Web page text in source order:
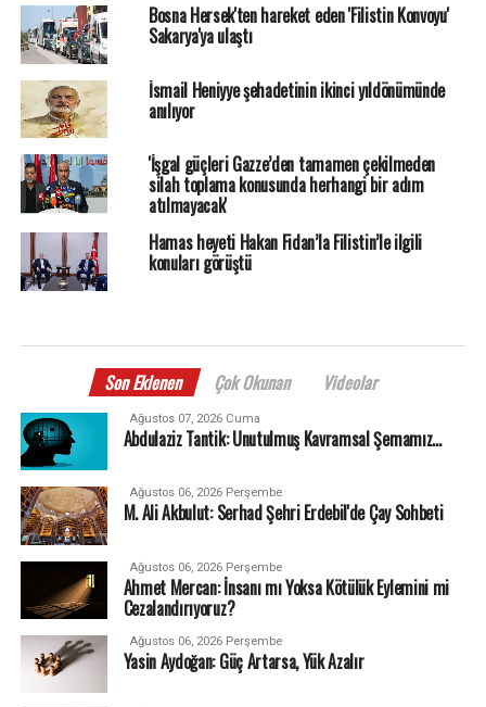
Bosna Hersek'ten hareket eden 'Filistin Konvoyu'
Sakarya'ya ulaştı
İsmail Heniyye şehadetinin ikinci yıldönümünde
anılıyor
'İşgal güçleri Gazze’den tamamen çekilmeden
silah toplama konusunda herhangi bir adım
atılmayacak'
Hamas heyeti Hakan Fidan’la Filistin’le ilgili
konuları görüştü
Son Eklenen Çok Okunan Videolar
Ağustos 07, 2026 Cuma
Abdulaziz Tantik: Unutulmuş Kavramsal Şemamız…
Ağustos 06, 2026 Perşembe
M. Ali Akbulut: Serhad Şehri Erdebil'de Çay Sohbeti
Ağustos 06, 2026 Perşembe
Ahmet Mercan: İnsanı mı Yoksa Kötülük Eylemini mi
Cezalandırıyoruz?
Ağustos 06, 2026 Perşembe
Yasin Aydoğan: Güç Artarsa, Yük Azalır